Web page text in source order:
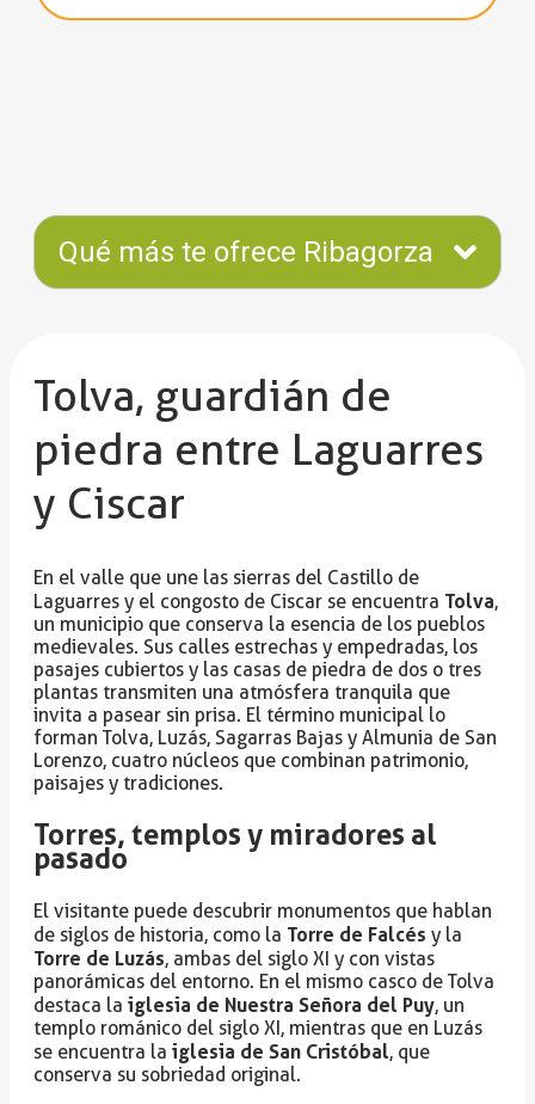
Qué más te ofrece Ribagorza
Tolva, guardián de
piedra entre Laguarres
y Ciscar
En el valle que une las sierras del Castillo de
Laguarres y el congosto de Ciscar se encuentra Tolva,
un municipio que conserva la esencia de los pueblos
medievales. Sus calles estrechas y empedradas, los
pasajes cubiertos y las casas de piedra de dos o tres
plantas transmiten una atmósfera tranquila que
invita a pasear sin prisa. El término municipal lo
forman Tolva, Luzás, Sagarras Bajas y Almunia de San
Lorenzo, cuatro núcleos que combinan patrimonio,
paisajes y tradiciones.
Torres, templos y miradores al
pasado
El visitante puede descubrir monumentos que hablan
de siglos de historia, como la Torre de Falcés y la
Torre de Luzás, ambas del siglo XI y con vistas
panorámicas del entorno. En el mismo casco de Tolva
destaca la iglesia de Nuestra Señora del Puy, un
templo románico del siglo XI, mientras que en Luzás
se encuentra la iglesia de San Cristóbal, que
conserva su sobriedad original.